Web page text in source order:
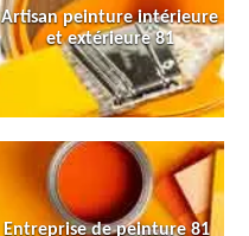
Artisan peinture intérieure
et extérieure 81
Entreprise de peinture 81